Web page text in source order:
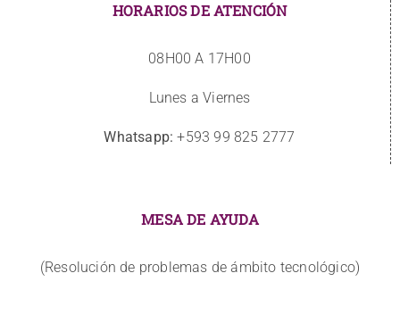
HORARIOS DE ATENCIÓN
08H00 A 17H00
Lunes a Viernes
Whatsapp: +593 99 825 2777
MESA DE AYUDA
(Resolución de problemas de ámbito tecnológico)